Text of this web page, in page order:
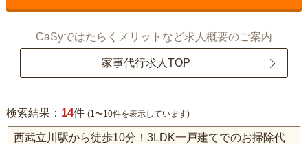
CaSyではたらくメリットなど求人概要のご案内
家事代行求人TOP
検索結果： 14件 (1〜10件を表示しています)
西武立川駅から徒歩10分！3LDK一戸建てでのお掃除代